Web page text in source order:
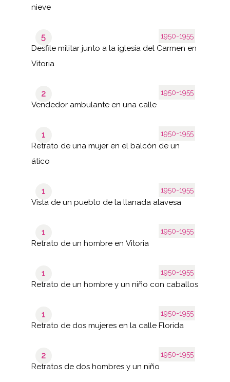
nieve
1950-1955
5
Desfile militar junto a la iglesia del Carmen en
Vitoria
1950-1955
2
Vendedor ambulante en una calle
1950-1955
1
Retrato de una mujer en el balcón de un
ático
1950-1955
1
Vista de un pueblo de la llanada alavesa
1950-1955
1
Retrato de un hombre en Vitoria
1950-1955
1
Retrato de un hombre y un niño con caballos
1950-1955
1
Retrato de dos mujeres en la calle Florida
1950-1955
2
Retratos de dos hombres y un niño